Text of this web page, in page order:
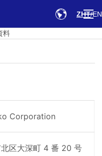
ZHT EN
料
Corporation
北区大深町 4 番 20 号